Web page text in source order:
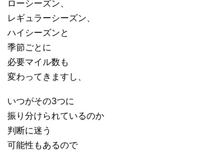
ローシーズン、
レギュラーシーズン、
ハイシーズンと
季節ごとに
必要マイル数も
変わってきますし、
いつがその3つに
振り分けられているのか
判断に迷う
可能性もあるので